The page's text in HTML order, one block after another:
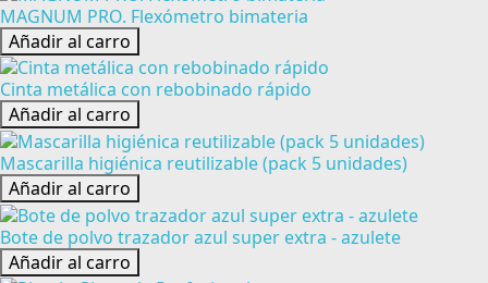
MAGNUM PRO. Flexómetro bimateria
Añadir al carro
Cinta metálica con rebobinado rápido
Añadir al carro
Mascarilla higiénica reutilizable (pack 5 unidades)
Añadir al carro
Bote de polvo trazador azul super extra - azulete
Añadir al carro